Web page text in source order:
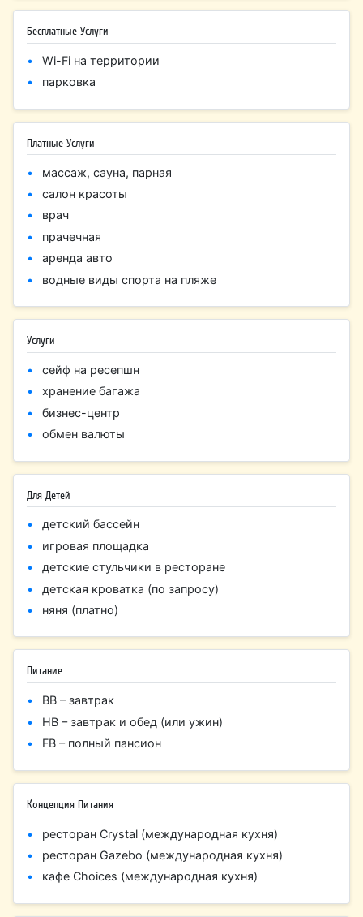
Бесплатные Услуги
Wi-Fi на территории
парковка
Платные Услуги
массаж, сауна, парная
салон красоты
врач
прачечная
аренда авто
водные виды спорта на пляже
Услуги
сейф на ресепшн
хранение багажа
бизнес-центр
обмен валюты
Для Детей
детский бассейн
игровая площадка
детские стульчики в ресторане
детская кроватка (по запросу)
няня (платно)
Питание
BB – завтрак
HB – завтрак и обед (или ужин)
FB – полный пансион
Концепция Питания
ресторан Crystal (международная кухня)
ресторан Gazebo (международная кухня)
кафе Choices (международная кухня)